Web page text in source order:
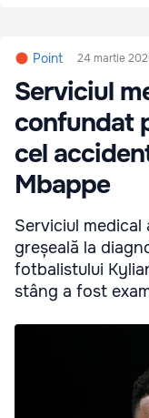
Point 24 martie
Serviciul
confundat
cel
Mbappe
Serviciul medical
greșeală la
fotbalistului
stâng a fost